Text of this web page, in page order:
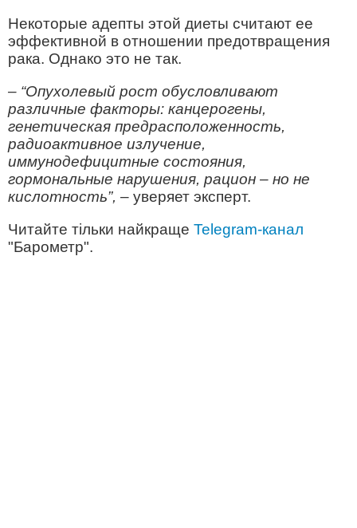
Некоторые адепты этой диеты считают ее
эффективной в отношении предотвращения
рака. Однако это не так.
– “Опухолевый рост обусловливают
различные факторы: канцерогены,
генетическая предрасположенность,
радиоактивное излучение,
иммунодефицитные состояния,
гормональные нарушения, рацион – но не
кислотность”, – уверяет эксперт.
Читайте тільки найкраще Telegram-канал
"Барометр".